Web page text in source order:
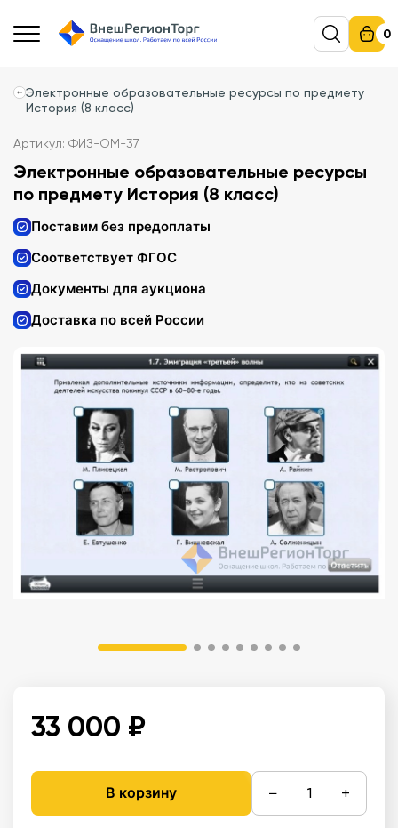
0
Электронные образовательные ресурсы по предмету
История (8 класс)
Артикул: ФИЗ-ОМ-37
Электронные образовательные ресурсы
по предмету История (8 класс)
Поставим без предоплаты
Соответствует ФГОС
Документы для аукциона
Доставка по всей России
33 000 ₽
В корзину − +